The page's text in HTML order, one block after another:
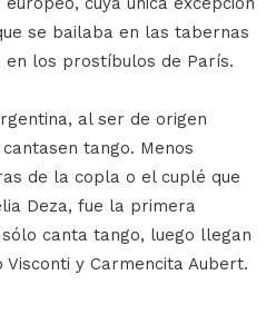
se bailaba en las tabernas
los prostíbulos de París.
al ser de origen
tango. Menos
de la copla o el cuplé que
Deza, fue la primera
canta tango, luego llegan
y Carmencita Aubert.